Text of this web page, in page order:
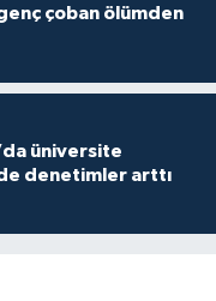
çoban ölümden
üniversite
denetimler arttı